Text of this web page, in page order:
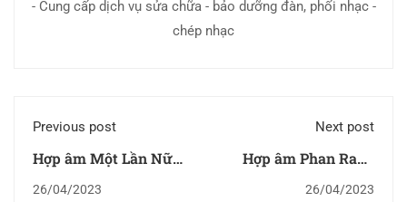
- Cung cấp dịch vụ sửa chữa - bảo dưỡng đàn, phối nhạc -
chép nhạc
Previous post
Hợp âm Một Lần Nữa
26/04/2023
Next post
Hợp âm Phan Rang
26/04/2023